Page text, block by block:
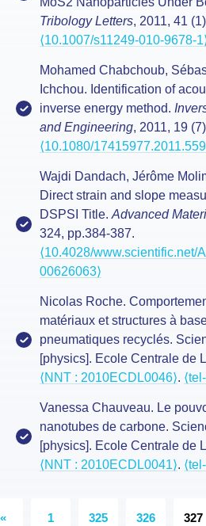
Tribology Letters, 2011, 41
⟨10.1007/s11249-010-9678-
Mohamed Chabchoub,
Ichchou. Identification of
inverse energy method.
and Engineering, 2011, 19
⟨10.1080/
Wajdi Dandach, Jérôme
Direct strain and slope
DSPSI Title. Advanced
324, pp.384-387.
⟨10.4028/www.scientific.net/
00626063⟩
Nicolas Roche.
matériaux et structures à
pneumatiques recyclés.
[physics]. Ecole Centrale de
⟨NNT : 2010ECDL0046⟩.
Vanessa Chauveau. Le
nanotubes de carbone.
[physics]. Ecole Centrale de
⟨NNT : 2010ECDL0041⟩.
« 1 325 326 327